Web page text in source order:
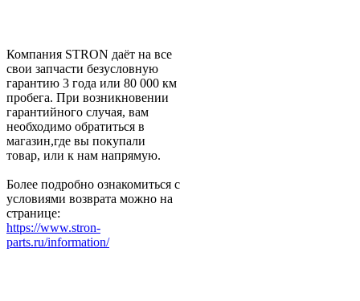
Компания STRON даёт на все
свои запчасти безусловную
гарантию 3 года или 80 000 км
пробега. При возникновении
гарантийного случая, вам
необходимо обратиться в
магазин,где вы покупали
товар, или к нам напрямую.
Более подробно ознакомиться с
условиями возврата можно на
странице:
https://www.stron-
parts.ru/information/